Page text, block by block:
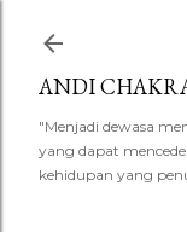
ANDI
"Menjadi dewasa
yang dapat
kehidupan yang